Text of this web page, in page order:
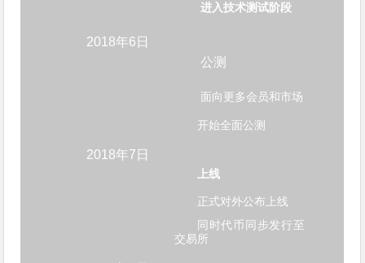
进入技术测试阶段
2018年6日
公测
面向更多会员和市场
开始全面公测
2018年7日
上线
正式对外公布上线
同时代币同步发行至
交易所